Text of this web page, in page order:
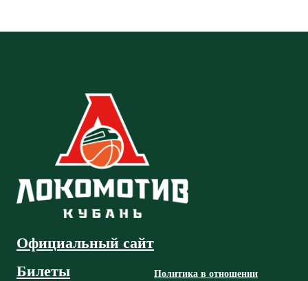
Официальный сайт
Билеты
Политика в отношении